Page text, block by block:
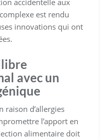
est rendu
innovations qui ont
avec un
d’allergies
l’apport en
alimentaire doit